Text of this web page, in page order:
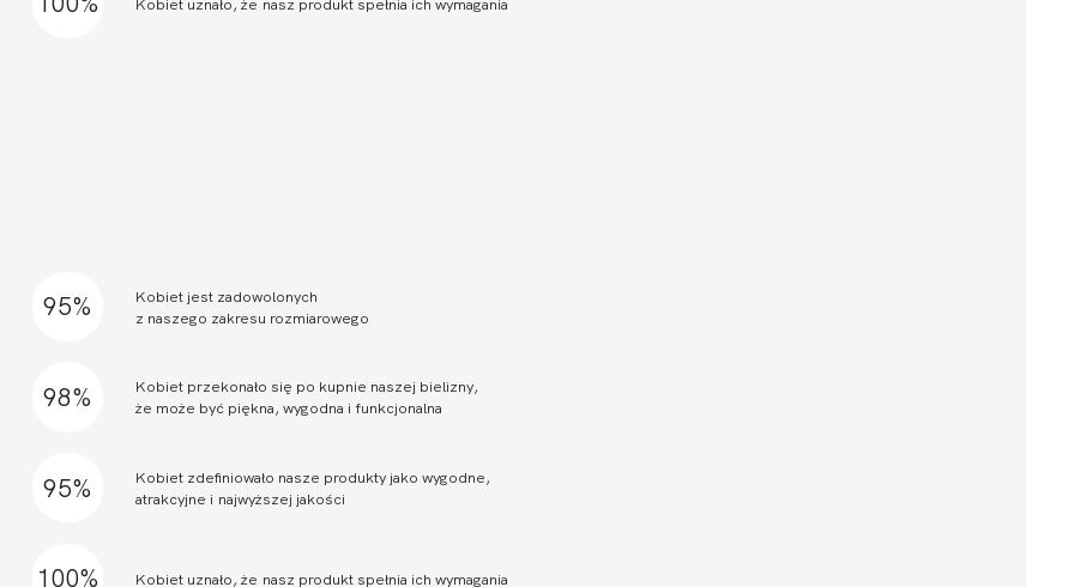
95%
Kobiet jest zadowolonych
z naszego zakresu rozmiarowego
98%
Kobiet przekonało się po kupnie naszej bielizny,
że może być piękna, wygodna i funkcjonalna
95%
Kobiet zdefiniowało nasze produkty jako wygodne,
atrakcyjne i najwyższej jakości
100% Kobiet uznało, że nasz produkt spełnia ich wymagania